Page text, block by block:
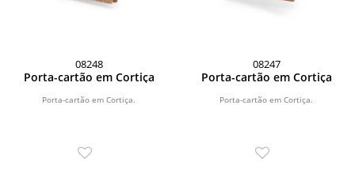
08248
Porta-cartão em Cortiça
Porta-cartão em Cortiça.
08247
Porta-cartão em Cortiça
Porta-cartão em Cortiça.